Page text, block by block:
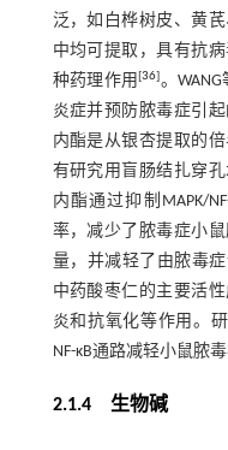
泛，如白桦树皮、黄
中均可提取，具有抗
种药理作用[36]。WANG
炎症并预防脓毒症引
内酯是从银杏提取的
有研究用盲肠结扎穿
内酯通过抑制MAPK/
率，减少了脓毒症小
量，并减轻了由脓毒
中药酸枣仁的主要活
炎和抗氧化等作用。
NF-κB通路减轻小鼠脓
2.1.4 生物碱